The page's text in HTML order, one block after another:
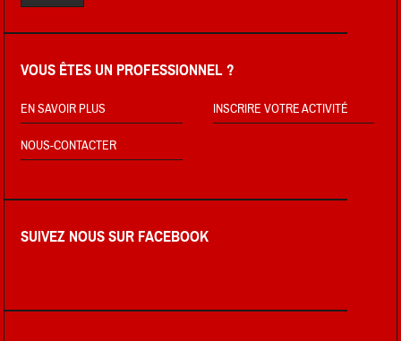
VOUS ÊTES UN PROFESSIONNEL ?
EN SAVOIR PLUS INSCRIRE VOTRE ACTIVITÉ
NOUS-CONTACTER
SUIVEZ NOUS SUR FACEBOOK